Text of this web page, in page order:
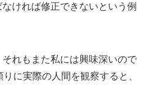
ければ修正できないという例
れもまた私には興味深いので
に実際の人間を観察すると、